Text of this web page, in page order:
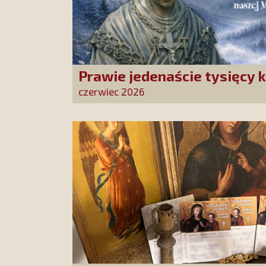
Prawie jedenaście tysięcy
Stowarzyszenia złożonych
czerwiec 2026